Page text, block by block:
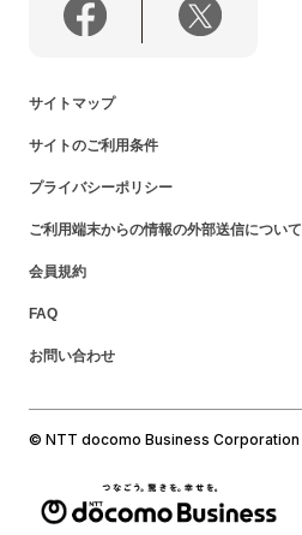
サイトマップ
サイトのご利用条件
プライバシーポリシー
ご利用端末からの情報の外部送信について
会員規約
FAQ
お問い合わせ
© NTT docomo Business Corporation